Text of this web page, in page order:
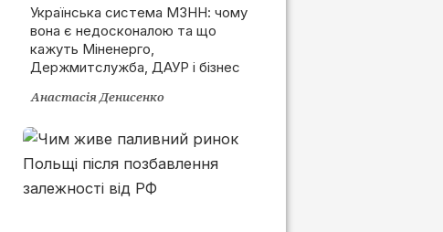
запрацює та як це вплине
на ринок
Українська система МЗНН: чому
вона є недосконалою та що
кажуть Міненерго,
Держмитслужба, ДАУР і бізнес
Анастасія Денисенко